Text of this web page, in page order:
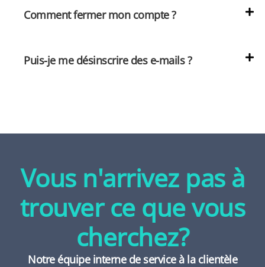
Comment fermer mon compte ?
Puis-je me désinscrire des e-mails ?
Vous n'arrivez pas à
trouver ce que vous
cherchez?
Notre équipe interne de service à la clientèle